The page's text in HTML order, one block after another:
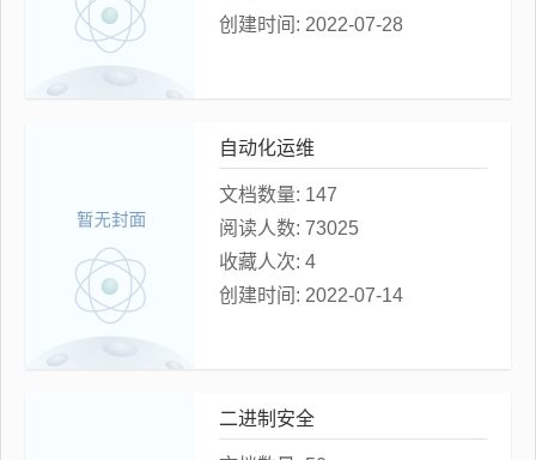
创建时间: 2022-07-28
自动化运维
文档数量: 147
阅读人数: 73025
收藏人次: 4
创建时间: 2022-07-14
二进制安全